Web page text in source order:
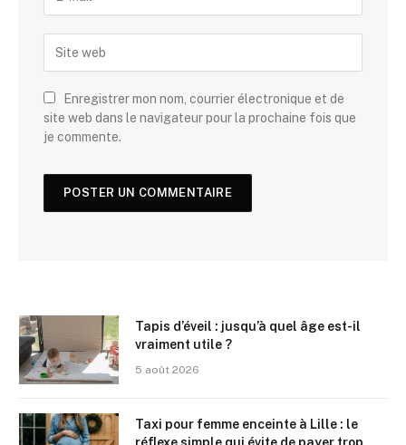
Enregistrer mon nom, courrier électronique et de
site web dans le navigateur pour la prochaine fois que
je commente.
Tapis d’éveil : jusqu’à quel âge est-il
vraiment utile ?
5 août 2026
Taxi pour femme enceinte à Lille : le